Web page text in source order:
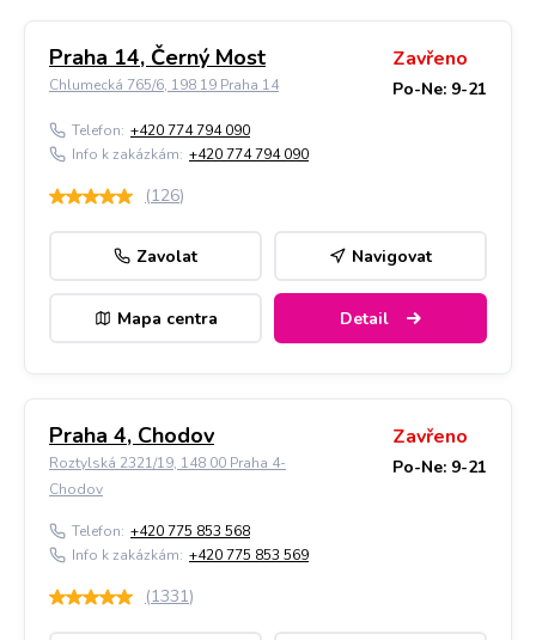
Praha 14, Černý Most
Chlumecká 765/6, 198 19 Praha 14
Zavřeno
Po-Ne: 9-21
Telefon: +420 774 794 090
Info k zakázkám: +420 774 794 090
(126)
Zavolat Navigovat
Mapa centra Detail
Praha 4, Chodov
Roztylská 2321/19, 148 00 Praha 4-
Chodov
Zavřeno
Po-Ne: 9-21
Telefon: +420 775 853 568
Info k zakázkám: +420 775 853 569
(1331)